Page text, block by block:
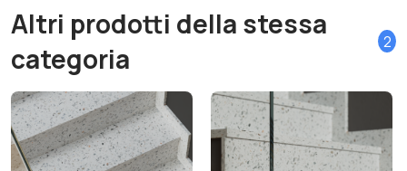
Altri prodotti della stessa
categoria
2